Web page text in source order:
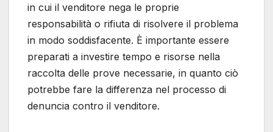
in cui il venditore nega le proprie
responsabilità o rifiuta di risolvere il problema
in modo soddisfacente. È importante essere
preparati a investire tempo e risorse nella
raccolta delle prove necessarie, in quanto ciò
potrebbe fare la differenza nel processo di
denuncia contro il venditore.